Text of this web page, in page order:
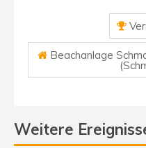
Beachanlage
Weitere